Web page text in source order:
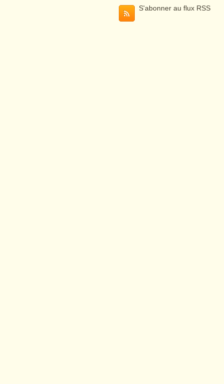
S'abonner au flux RSS